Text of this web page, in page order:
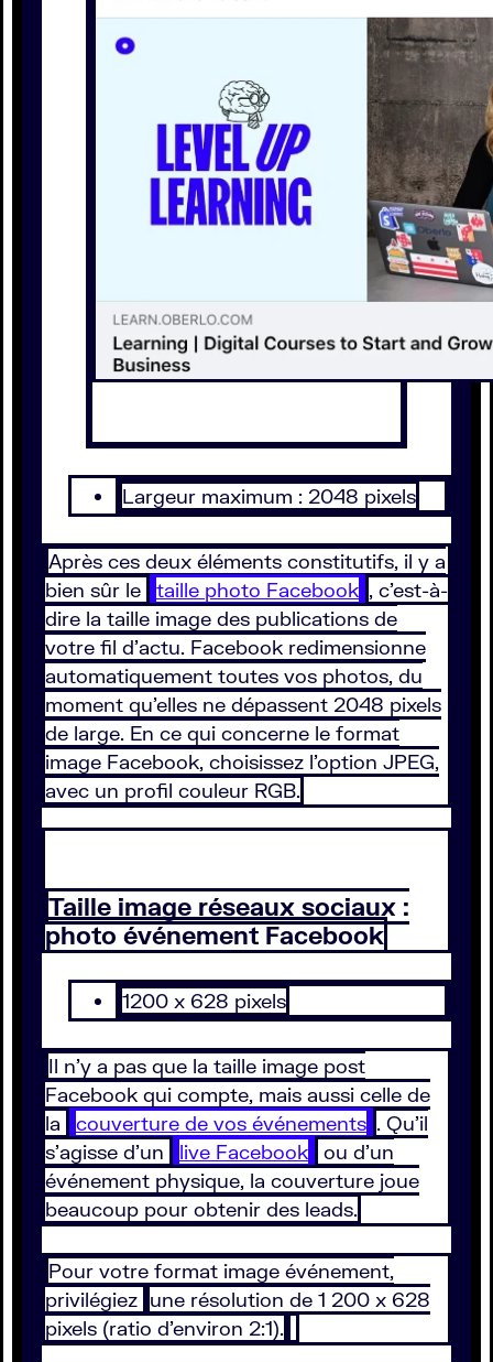
Largeur maximum : 2048 pixels
Après ces deux éléments constitutifs, il y a
bien sûr le
taille photo Facebook , c’est-à-
dire la taille image des publications de
votre fil d’actu. Facebook redimensionne
automatiquement toutes vos photos, du
moment qu’elles ne dépassent 2048 pixels
de large. En ce qui concerne le format
image Facebook, choisissez l’option JPEG,
avec un profil couleur RGB.
Taille image réseaux sociaux :
photo événement Facebook
1200 x 628 pixels
Il n’y a pas que la taille image post
Facebook qui compte, mais aussi celle de
la
couverture de vos événements . Qu’il
s’agisse d’un
live Facebook
ou d’un
événement physique, la couverture joue
beaucoup pour obtenir des leads.
Pour votre format image événement,
privilégiez une résolution de 1 200 x 628
pixels (ratio d’environ 2:1).